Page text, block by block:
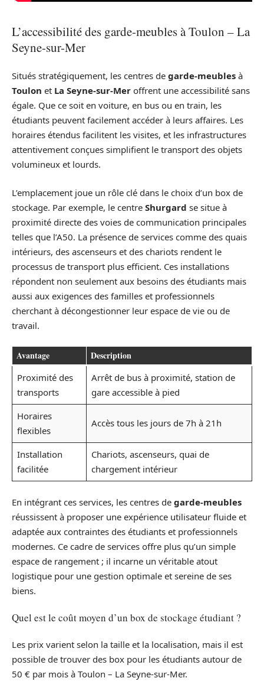
L’accessibilité des garde-meubles à Toulon – La
Seyne-sur-Mer
Situés stratégiquement, les centres de garde-meubles à
Toulon et La Seyne-sur-Mer offrent une accessibilité sans
égale. Que ce soit en voiture, en bus ou en train, les
étudiants peuvent facilement accéder à leurs affaires. Les
horaires étendus facilitent les visites, et les infrastructures
attentivement conçues simplifient le transport des objets
volumineux et lourds.
L’emplacement joue un rôle clé dans le choix d’un box de
stockage. Par exemple, le centre Shurgard se situe à
proximité directe des voies de communication principales
telles que l’A50. La présence de services comme des quais
intérieurs, des ascenseurs et des chariots rendent le
processus de transport plus efficient. Ces installations
répondent non seulement aux besoins des étudiants mais
aussi aux exigences des familles et professionnels
cherchant à décongestionner leur espace de vie ou de
travail.
Avantage Description
Proximité des
transports
Arrêt de bus à proximité, station de
gare accessible à pied
Horaires
flexibles
Accès tous les jours de 7h à 21h
Installation
facilitée
Chariots, ascenseurs, quai de
chargement intérieur
En intégrant ces services, les centres de garde-meubles
réussissent à proposer une expérience utilisateur fluide et
adaptée aux contraintes des étudiants et professionnels
modernes. Ce cadre de services offre plus qu’un simple
espace de rangement ; il incarne un véritable atout
logistique pour une gestion optimale et sereine de ses
biens.
Quel est le coût moyen d’un box de stockage étudiant ?
Les prix varient selon la taille et la localisation, mais il est
possible de trouver des box pour les étudiants autour de
50 € par mois à Toulon – La Seyne-sur-Mer.